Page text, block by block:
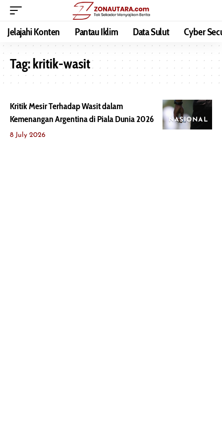
Jelajahi Konten Pantau Iklim Data Sulut Cyber
Tag:kritik-wasit
NASIONAL
Kritik Mesir Terhadap Wasit dalam
Kemenangan Argentina di Piala Dunia 2026
8 July 2026